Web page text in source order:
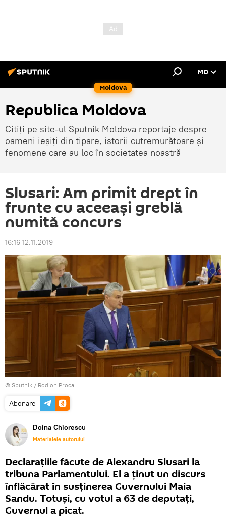
Moldova
MD
Republica Moldova
Citiți pe site-ul Sputnik Moldova reportaje despre
oameni ieșiți din tipare, istorii cutremurătoare și
fenomene care au loc în societatea noastră
Slusari: Am primit drept în
frunte cu aceeaşi greblă
numită concurs
16:16 12.11.2019
© Sputnik / Rodion Proca
Abonare
Doina Chiorescu
Materialele autorului
Declarațiile făcute de Alexandru Slusari la
tribuna Parlamentului. El a ținut un discurs
înflăcărat în susținerea Guvernului Maia
Sandu. Totuși, cu votul a 63 de deputați,
Guvernul a picat.